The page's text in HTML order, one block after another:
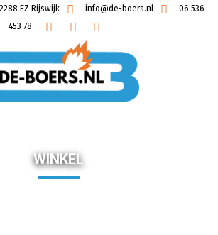
EZ Rijswijk info@de-boers.nl
06 536
453 78
WINKEL